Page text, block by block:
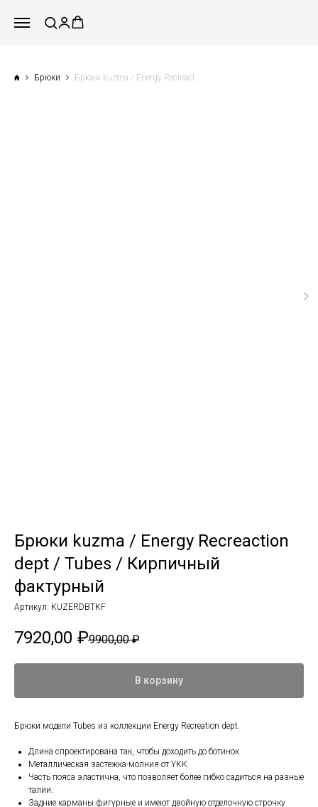
Брюки Брюки kuzma / Energy Recreaction dept / Tubes / Кирпичный фактурный
Брюки kuzma / Energy Recreaction
dept / Tubes / Кирпичный
фактурный
Артикул: KUZERDBTKF
7920,00 ₽9900,00 ₽
В корзину
Брюки модели Tubes из коллекции Energy Recreation dept.
Длина спроектирована так, чтобы доходить до ботинок
Металлическая застежка-молния от YKK
Часть пояса эластична, что позволяет более гибко садиться на разные
талии.
Задние карманы фигурные и имеют двойную отделочную строчку